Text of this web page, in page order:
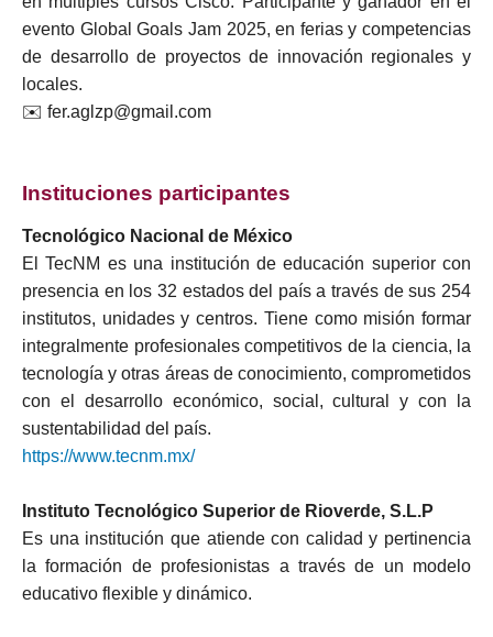
evento Global Goals Jam 2025, en ferias y competencias
de desarrollo de proyectos de innovación regionales y
locales.
✉️ fer.aglzp@gmail.com
Instituciones participantes
Tecnológico Nacional de México
El TecNM es una institución de educación superior con
presencia en los 32 estados del país a través de sus 254
institutos, unidades y centros. Tiene como misión formar
integralmente profesionales competitivos de la ciencia, la
tecnología y otras áreas de conocimiento, comprometidos
con el desarrollo económico, social, cultural y con la
sustentabilidad del país.
https://www.tecnm.mx/
Instituto Tecnológico Superior de Rioverde, S.L.P
Es una institución que atiende con calidad y pertinencia
la formación de profesionistas a través de un modelo
educativo flexible y dinámico.